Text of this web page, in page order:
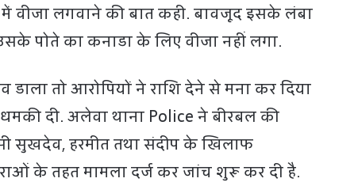
वीजा लगवाने की बात कही. बावजूद इसके लंबा
पोते का कनाडा के लिए वीजा नहीं लगा.
तो आरोपियों ने राशि देने से मना कर दिया
दी. अलेवा थाना Police ने बीरबल की
सुखदेव, हरमीत तथा संदीप के खिलाफ
के तहत मामला दर्ज कर जांच शुरू कर दी है.